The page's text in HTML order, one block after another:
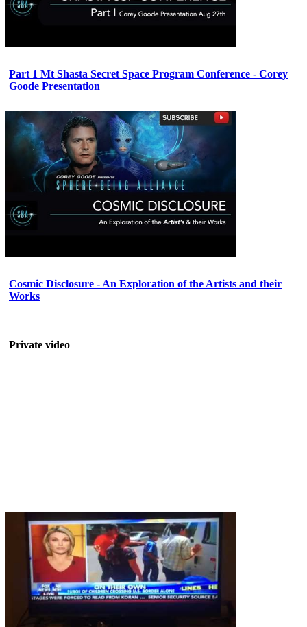
Part 1 Mt Shasta Secret Space Program Conference - Corey
Goode Presentation
Cosmic Disclosure - An Exploration of the Artists and their
Works
Private video